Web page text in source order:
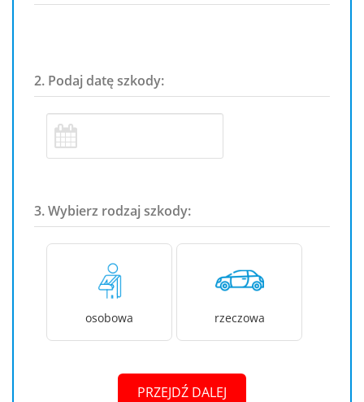
2. Podaj datę szkody:
3. Wybierz rodzaj szkody:
osobowa rzeczowa
PRZEJDŹ DALEJ